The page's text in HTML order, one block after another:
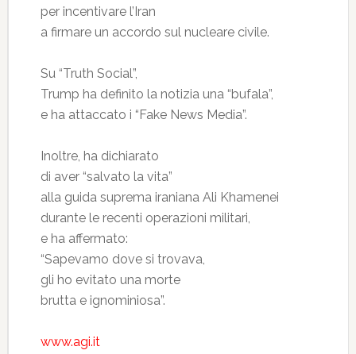
per incentivare l’Iran
a firmare un accordo sul nucleare civile.
Su “Truth Social”,
Trump ha definito la notizia una “bufala”,
e ha attaccato i “Fake News Media”.
Inoltre, ha dichiarato
di aver “salvato la vita”
alla guida suprema iraniana Ali Khamenei
durante le recenti operazioni militari,
e ha affermato:
“Sapevamo dove si trovava,
gli ho evitato una morte
brutta e ignominiosa”.
www.agi.it